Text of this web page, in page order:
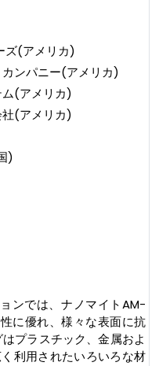
ズ(アメリカ)
ンパニー(アメリカ)
(アメリカ)
社(アメリカ)
)
ンでは、ナノマイトAM-
に優れ、様々な表面に抗
プラスチック、金属およ
利用されたいろいろな材